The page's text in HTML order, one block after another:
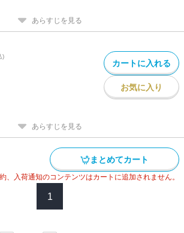
あらすじを見る
)
カートに入れる
お気に入り
あらすじを見る
まとめてカート
、入荷通知のコンテンツはカートに追加されません。
1